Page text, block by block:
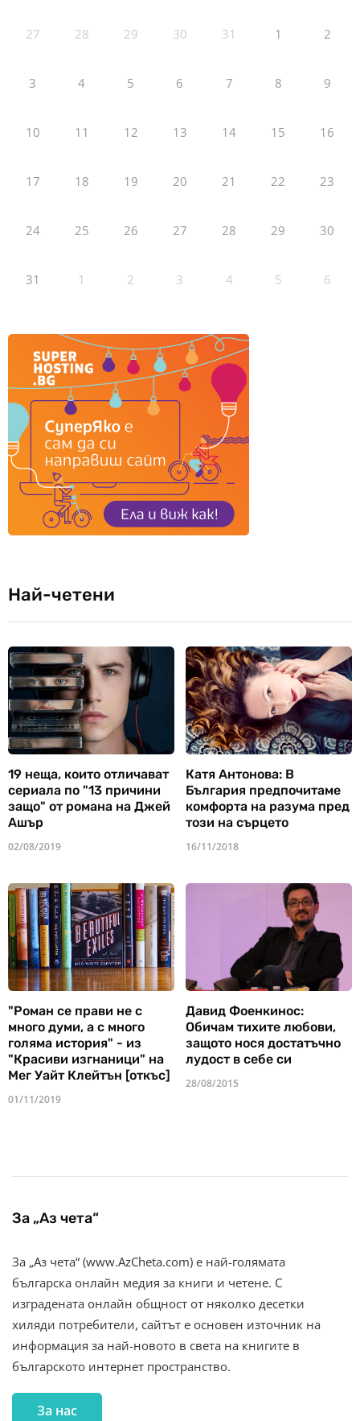
27 28 29 30 31 1 2
3 4 5 6 7 8 9
10 11 12 13 14 15 16
17 18 19 20 21 22 23
24 25 26 27 28 29 30
31 1 2 3 4 5 6
Най-четени
19 неща, които отличават
сериала по "13 причини
защо" от романа на Джей
Ашър
02/08/2019
Катя Антонова: В
България предпочитаме
комфорта на разума пред
този на сърцето
16/11/2018
"Роман се прави не с
много думи, а с много
голяма история" - из
"Красиви изгнаници" на
Мег Уайт Клейтън [откъс]
01/11/2019
Давид Фоенкинос:
Обичам тихите любови,
защото нося достатъчно
лудост в себе си
28/08/2015
За „Аз чета“
За „Аз чета“ (www.AzCheta.com) е най-голямата
българска онлайн медия за книги и четене. С
изградената онлайн общност от няколко десетки
хиляди потребители, сайтът е основен източник на
информация за най-новото в света на книгите в
българското интернет пространство.
За нас